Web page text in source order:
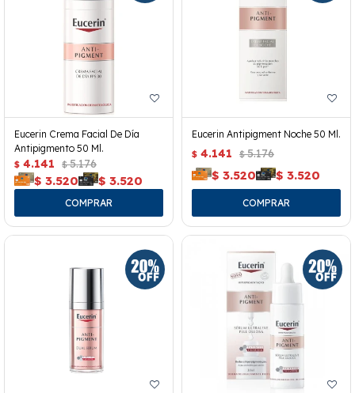
Eucerin Crema Facial De Día
Antipigmento 50 Ml.
$ 4.141 $ 5.176
$ 3.520 $ 3.520
Eucerin Antipigment Noche 50 Ml.
$ 4.141 $ 5.176
$ 3.520 $ 3.520